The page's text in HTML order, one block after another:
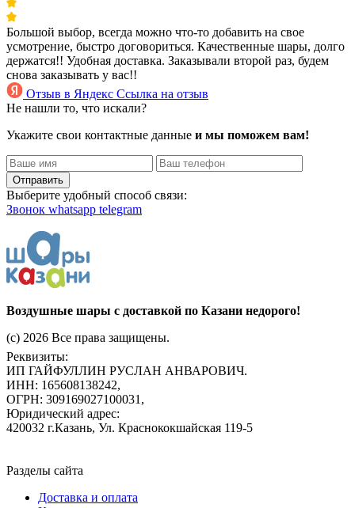
Большой выбор, всегда можно что-то добавить на свое
усмотрение, быстро договориться. Качественные шары, долго
держатся!! Удобная доставка. Заказывали второй раз, будем
снова заказывать у вас!!
Отзыв в Яндекс Ссылка на отзыв
Не нашли то, что искали?
Укажите свои контактные данные и мы поможем вам!
Отправить
Выберите удобный способ связи:
Звонок whatsapp telegram
Воздушные шары с доставкой по Казани недорого!
(c) 2026 Все права защищены.
Реквизиты:
ИП ГАЙФУЛЛИН РУСЛАН АНВАРОВИЧ.
ИНН: 165608138242,
ОГРН: 309169027100031,
Юридический адрес:
420032 г.Казань, Ул. Краснококшайская 119-5
Разделы сайта
Доставка и оплата